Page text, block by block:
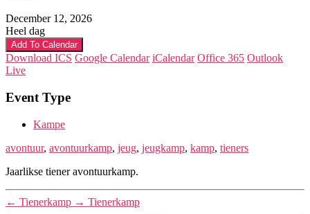
December 12, 2026
Heel dag
Add To Calendar
Download ICS Google Calendar iCalendar Office 365 Outlook
Live
Event Type
Kampe
avontuur, avontuurkamp, jeug, jeugkamp, kamp, tieners
Jaarlikse tiener avontuurkamp.
← Tienerkamp → Tienerkamp